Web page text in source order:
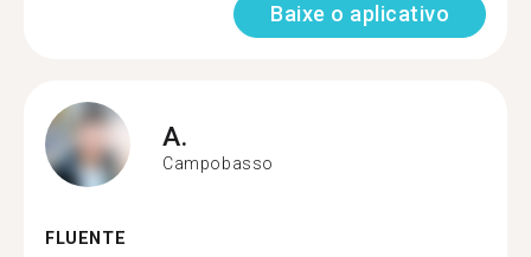
Baixe o aplicativo
A.
Campobasso
FLUENTE